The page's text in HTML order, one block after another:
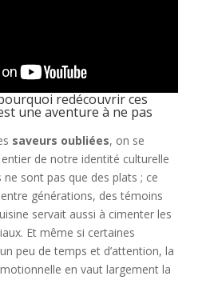
redécouvrir ces
une aventure à ne pas
saveurs oubliées, on se
de notre identité culturelle
sont pas que des plats ; ce
générations, des témoins
servait aussi à cimenter les
Et même si certaines
peu de temps et d’attention, la
en vaut largement la